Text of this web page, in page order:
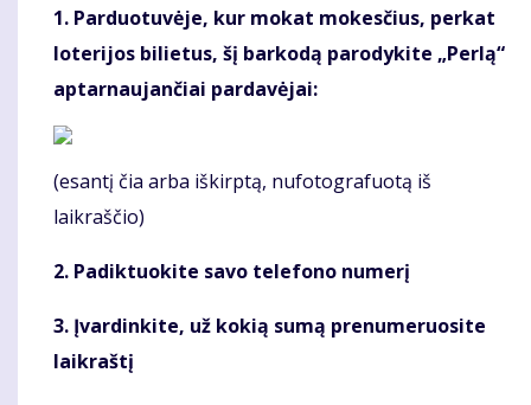
1. Parduotuvėje, kur mokat mokesčius, perkat
loterijos bilietus, šį barkodą parodykite „Perlą“
aptarnaujančiai pardavėjai:
(esantį čia arba iškirptą, nufotografuotą iš
laikraščio)
2. Padiktuokite savo telefono numerį
3. Įvardinkite, už kokią sumą prenumeruosite
laikraštį